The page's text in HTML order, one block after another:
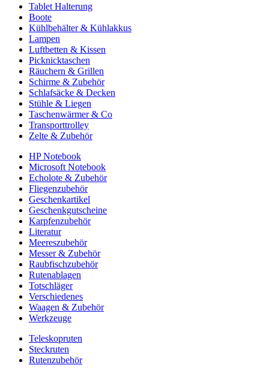
Tablet Halterung
Boote
Kühlbehälter & Kühlakkus
Lampen
Luftbetten & Kissen
Picknicktaschen
Räuchern & Grillen
Schirme & Zubehör
Schlafsäcke & Decken
Stühle & Liegen
Taschenwärmer & Co
Transporttrolley
Zelte & Zubehör
HP Notebook
Microsoft Notebook
Echolote & Zubehör
Fliegenzubehör
Geschenkartikel
Geschenkgutscheine
Karpfenzubehör
Literatur
Meereszubehör
Messer & Zubehör
Raubfischzubehör
Rutenablagen
Totschläger
Verschiedenes
Waagen & Zubehör
Werkzeuge
Teleskopruten
Steckruten
Rutenzubehör